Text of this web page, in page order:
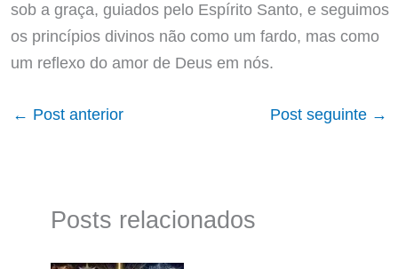
sob a graça, guiados pelo Espírito Santo, e seguimos
os princípios divinos não como um fardo, mas como
um reflexo do amor de Deus em nós.
← Post anterior Post seguinte →
Posts relacionados